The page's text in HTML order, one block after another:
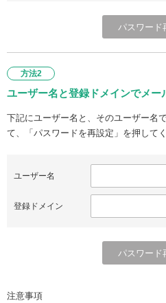
方法2
ユーザー名と登録ドメインでメー
下記にユーザー名と、そのユーザー名
て、「パスワードを再設定」を押してく
ユーザー名
登録ドメイン
注意事項